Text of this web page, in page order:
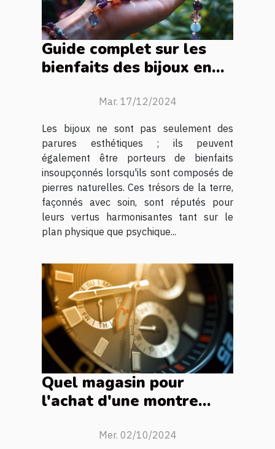
Guide complet sur les
bienfaits des bijoux en
Mar. 17/12/2024
Les bijoux ne sont pas seulement des
parures esthétiques ; ils peuvent
également être porteurs de bienfaits
insoupçonnés lorsqu'ils sont composés de
pierres naturelles. Ces trésors de la terre,
façonnés avec soin, sont réputés pour
leurs vertus harmonisantes tant sur le
plan physique que psychique...
Quel magasin pour
l'achat d'une montre
Mer. 02/10/2024